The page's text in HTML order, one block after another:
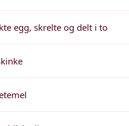
egg, skrelte og delt i to